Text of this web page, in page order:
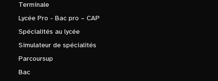
Terminale
Lycée Pro - Bac pro – CAP
Spécialités au lycée
Simulateur de spécialités
Parcoursup
Bac